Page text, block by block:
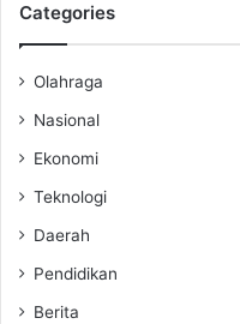
Categories
Olahraga
Nasional
Ekonomi
Teknologi
Daerah
Pendidikan
Berita